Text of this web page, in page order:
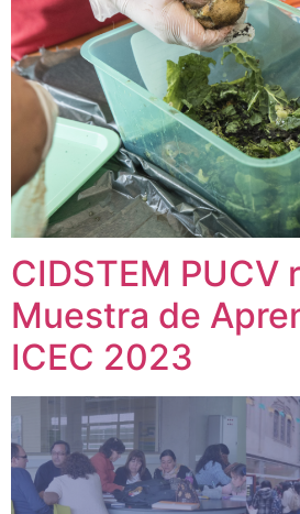
CIDSTEM PUCV
Muestra de
ICEC 2023